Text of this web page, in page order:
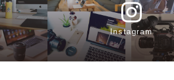
Instagram